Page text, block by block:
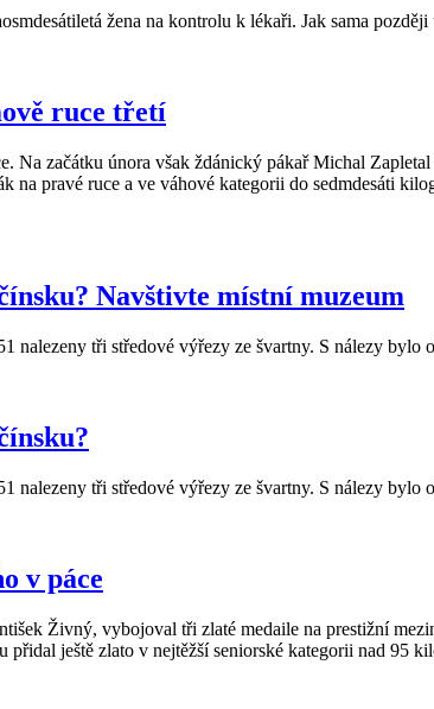
žena na kontrolu k lékaři. Jak sama
ruce třetí
začátku února však ždánický pákař Michal
na pravé ruce a ve váhové kategorii do sedmdesáti
Navštivte místní muzeum
tři středové výřezy ze švartny. S nálezy bylo
tři středové výřezy ze švartny. S nálezy bylo
v páce
Živný, vybojoval tři zlaté medaile na prestižní
ještě zlato v nejtěžší seniorské kategorii nad 95